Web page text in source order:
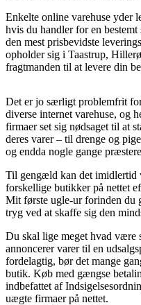
Enkelte online varehuse yder
hvis du handler for en
den mest prisbevidste
opholder sig i Taastrup,
fragtmanden til at levere din
Det er jo særligt problemfrit
diverse internet varehuse, og
firmaer set sig nødsaget til at
deres varer – til drenge og
og endda nogle gange
Til gengæld kan det
forskellige butikker på nettet
Mit første ugle-ur forinden du
tryg ved at skaffe sig den
Du skal lige meget hvad være
annoncerer varer til en
fordelagtig, bør det mange
butik. Køb med gængse
indbefattet af
uægte firmaer på nettet.